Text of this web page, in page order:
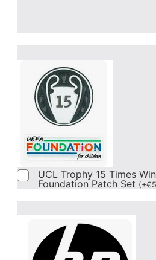
UCL Trophy 15 Times
Foundation Patch Set (+€